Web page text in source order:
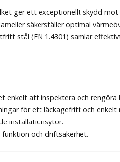
ger ett exceptionellt skydd mot
säkerställer optimal
stål (EN 1.4301) samlar
enkelt att inspektera och
för ett läckagefritt och enkelt
installationsytor.
och driftsäkerhet.